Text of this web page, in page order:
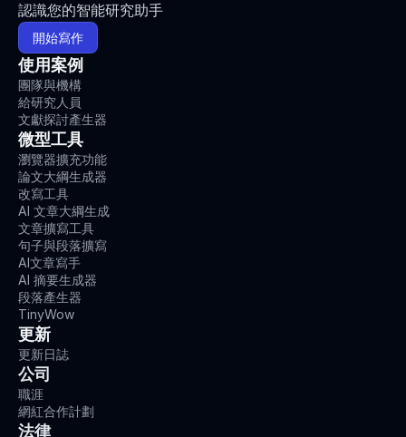
認識您的智能研究助手
開始寫作
使用案例
團隊與機構
給研究人員
文獻探討產生器
微型工具
瀏覽器擴充功能
論文大綱生成器
改寫工具
AI 文章大綱生成
文章擴寫工具
句子與段落擴寫
AI文章寫手
AI 摘要生成器
段落產生器
TinyWow
更新
更新日誌
公司
職涯
網紅合作計劃
法律